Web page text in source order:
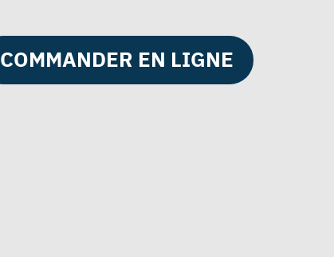
COMMANDER EN LIGNE